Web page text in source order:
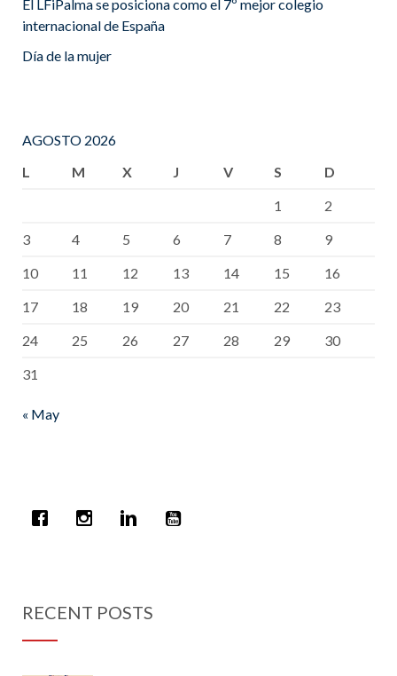
El LFiPalma se posiciona como el 7º mejor colegio
internacional de España
Día de la mujer
AGOSTO 2026
L
M X J V S
D
1
2
3
4 5 6 7 8
9
10
11 12 13 14 15
16
17
18 19 20 21 22
23
24
25 26 27 28 29
30
31
« May
RECENT POSTS